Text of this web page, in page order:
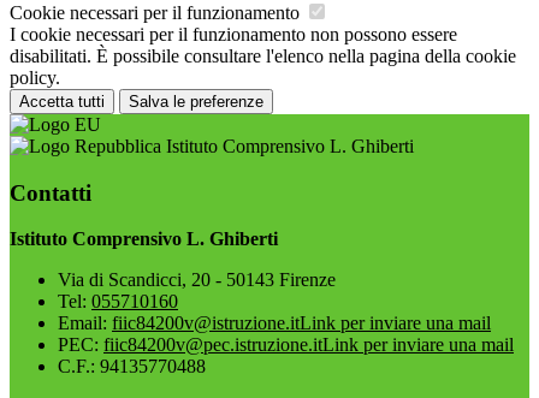
Cookie necessari per il funzionamento
I cookie necessari per il funzionamento non possono essere
disabilitati. È possibile consultare l'elenco nella pagina della cookie
policy.
Accetta tutti Salva le preferenze
Istituto Comprensivo L. Ghiberti
Contatti
Istituto Comprensivo L. Ghiberti
Via di Scandicci, 20 - 50143 Firenze
Tel: 055710160
Email: fiic84200v@istruzione.itLink per inviare una mail
PEC: fiic84200v@pec.istruzione.itLink per inviare una mail
C.F.: 94135770488